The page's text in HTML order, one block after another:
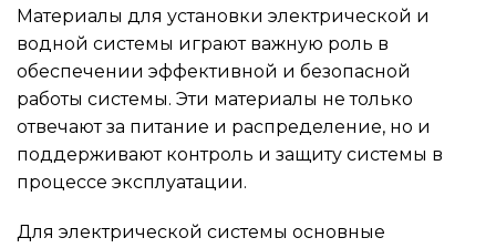
Материалы для установки электрической и
водной системы играют важную роль в
обеспечении эффективной и безопасной
работы системы. Эти материалы не только
отвечают за питание и распределение, но и
поддерживают контроль и защиту системы в
процессе эксплуатации.
Для электрической системы основные